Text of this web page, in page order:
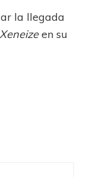
la llegada
Xeneizeen su